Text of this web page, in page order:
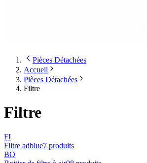
Pièces Détachées
Accueil
Pièces Détachées
Filtre
Filtre
FI
Filtre adblue7 produits
BO